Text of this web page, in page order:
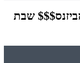
שבת